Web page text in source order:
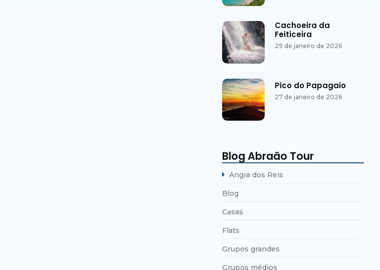
Cachoeira da
Feiticeira
29 de janeiro de 2026
Pico do Papagaio
27 de janeiro de 2026
Blog Abraão Tour
Angra dos Reis
Blog
Casas
Flats
Grupos grandes
Grupos médios